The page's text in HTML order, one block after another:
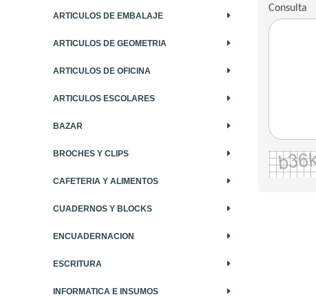
ARTICULOS DE EMBALAJE
ARTICULOS DE GEOMETRIA
ARTICULOS DE OFICINA
ARTICULOS ESCOLARES
BAZAR
BROCHES Y CLIPS
CAFETERIA Y ALIMENTOS
CUADERNOS Y BLOCKS
ENCUADERNACION
ESCRITURA
INFORMATICA E INSUMOS
Consulta